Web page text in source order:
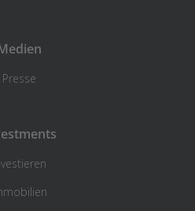
Presse